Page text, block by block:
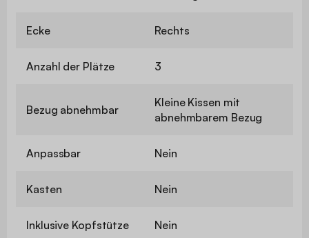
Ecke Rechts
Anzahl der Plätze 3
Bezug abnehmbar
Kleine Kissen mit
abnehmbarem Bezug
Anpassbar Nein
Kasten Nein
Inklusive Kopfstütze Nein